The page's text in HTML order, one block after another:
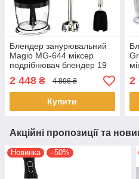
Блендер занурювальний
Magio MG-644 міксер
подрібнювач блендер 19
швидкостей Сірий 1200 Вт
2 448 ₴ 4 896 ₴
Купити
2
Акційні пропозиції та
Новинка –50%